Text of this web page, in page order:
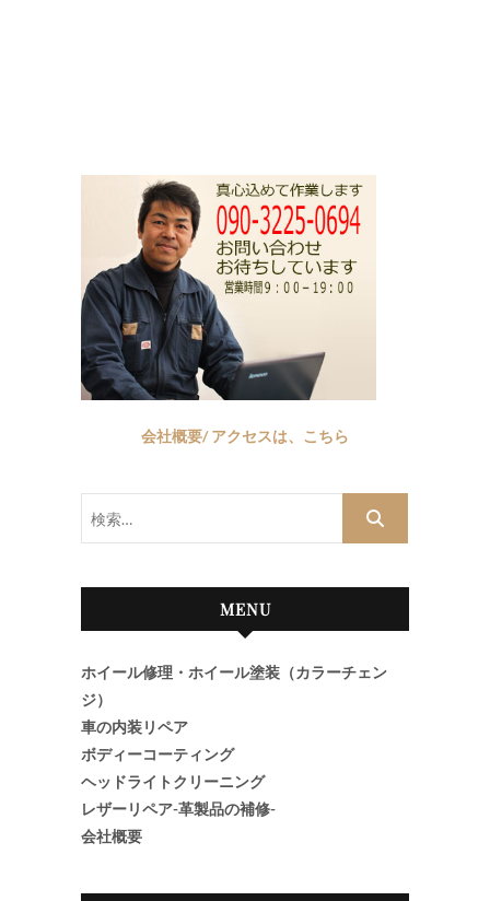
会社概要/ アクセスは、こちら
MENU
ホイール修理・ホイール塗装（カラーチェン
ジ）
車の内装リペア
ボディーコーティング
ヘッドライトクリーニング
レザーリペア-革製品の補修-
会社概要